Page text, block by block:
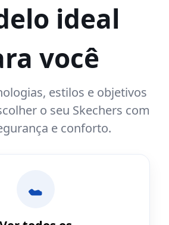
ideal
você
estilos e objetivos
o seu Skechers com
e conforto.